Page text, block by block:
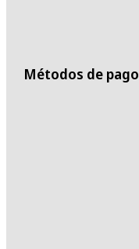
Métodos de pago